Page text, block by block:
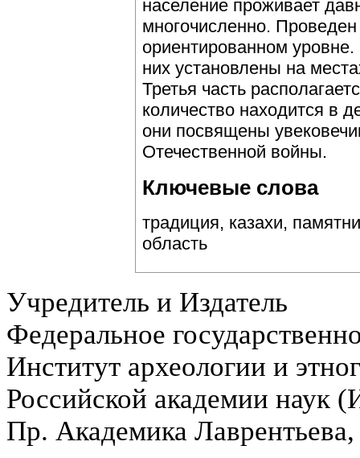
население проживает
многочисленно.
ориентированном
них установлены на
Третья часть
количество находится в
они посвящены
Отечественной войны.
Ключевые слова
традиция, казахи,
область
Учредитель и Издатель
Федеральное
Институт археологии и
Российской академии
Пр. Академика